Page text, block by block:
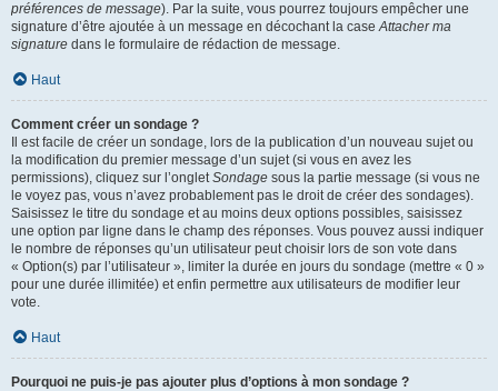
préférences de message). Par la suite, vous pourrez toujours empêcher une
signature d’être ajoutée à un message en décochant la caseAttacher ma
signature dans le formulaire de rédaction de message.
Haut
Comment créer un sondage ?
Il est facile de créer un sondage, lors de la publication d’un nouveau sujet ou
la modification du premier message d’un sujet (si vous en avez les
permissions), cliquez sur l’ongletSondage sous la partie message (si vous ne
le voyez pas, vous n’avez probablement pas le droit de créer des sondages).
Saisissez le titre du sondage et au moins deux options possibles, saisissez
une option par ligne dans le champ des réponses. Vous pouvez aussi indiquer
le nombre de réponses qu’un utilisateur peut choisir lors de son vote dans
« Option(s) par l’utilisateur », limiter la durée en jours du sondage (mettre « 0 »
pour une durée illimitée) et enfin permettre aux utilisateurs de modifier leur
vote.
Haut
Pourquoi ne puis-je pas ajouter plus d’options à mon sondage ?